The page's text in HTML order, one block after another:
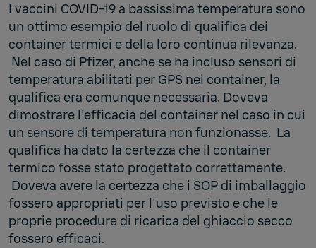
I vaccini COVID-19 a bassissima temperatura sono
un ottimo esempio del ruolo di qualifica dei
container termici e della loro continua rilevanza.
Nel caso di Pfizer, anche se ha incluso sensori di
temperatura abilitati per GPS nei container, la
qualifica era comunque necessaria. Doveva
dimostrare l'efficacia del container nel caso in cui
un sensore di temperatura non funzionasse. La
qualifica ha dato la certezza che il container
termico fosse stato progettato correttamente.
Doveva avere la certezza che i SOP di imballaggio
fossero appropriati per l'uso previsto e che le
proprie procedure di ricarica del ghiaccio secco
fossero efficaci.